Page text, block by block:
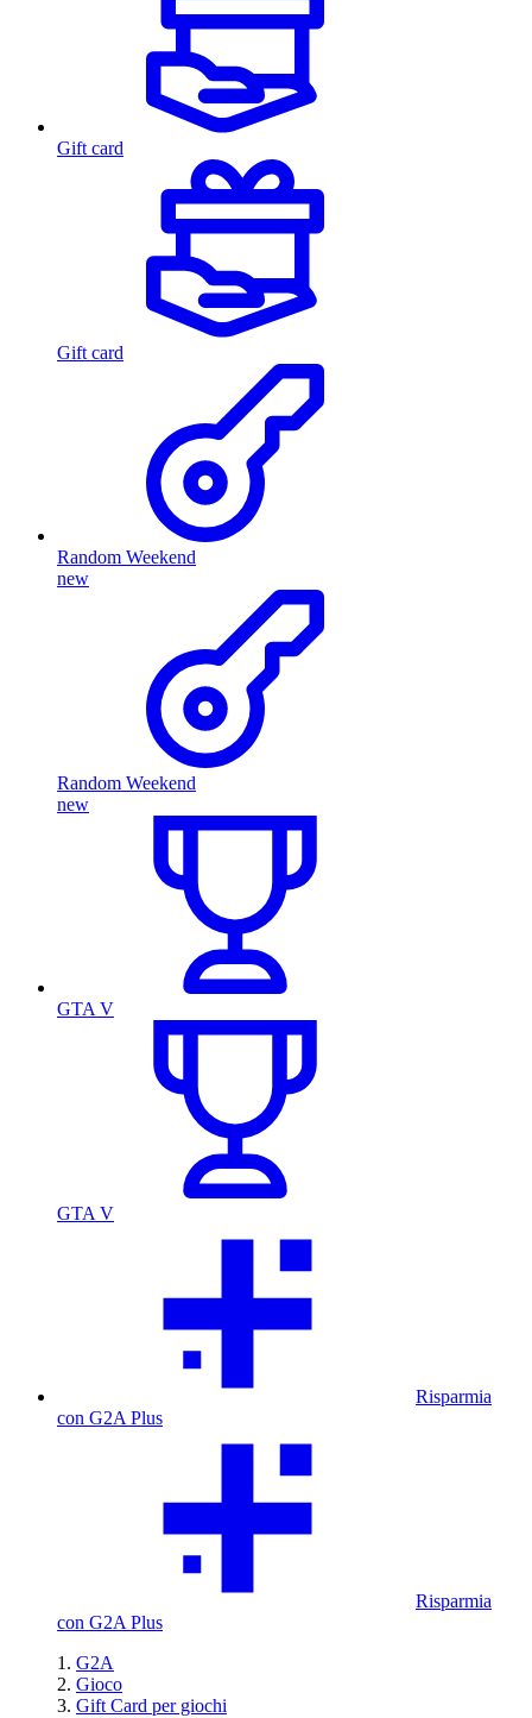
Gift card
Gift card
Random Weekend
new
Random Weekend
new
GTA V
GTA V
Risparmia
con G2A Plus
Risparmia
con G2A Plus
G2A
Gioco
Gift Card per giochi